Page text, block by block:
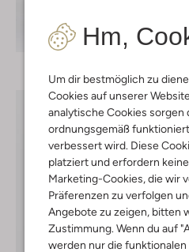
Hm,
Um dir bestmöglich zu
Cookies auf unserer
analytische Cookies sorgen
ordnungsgemäß
verbessert wird. Diese
platziert und erfordern
Marketing-Cookies, die wir
Präferenzen zu verfolgen
Angebote zu zeigen, bitten
Zustimmung. Wenn du auf
werden nur die
Entdecke den Look